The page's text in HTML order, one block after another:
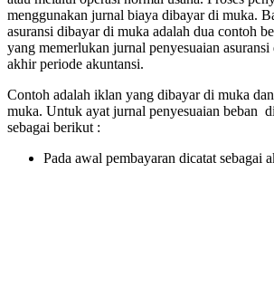
menggunakan jurnal biaya dibayar di muka.
asuransi dibayar di muka adalah dua contoh
yang memerlukan jurnal penyesuaian
akhir periode akuntansi.
Contoh adalah iklan yang dibayar di muka
muka. Untuk ayat jurnal penyesuaian beban
sebagai berikut :
Pada awal pembayaran dicatat sebagai